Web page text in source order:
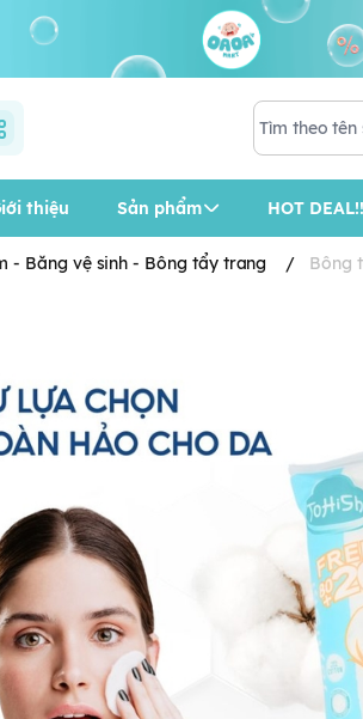
thiệu Sản phẩm HOT
- Băng vệ sinh - Bông tẩy trang / Bông